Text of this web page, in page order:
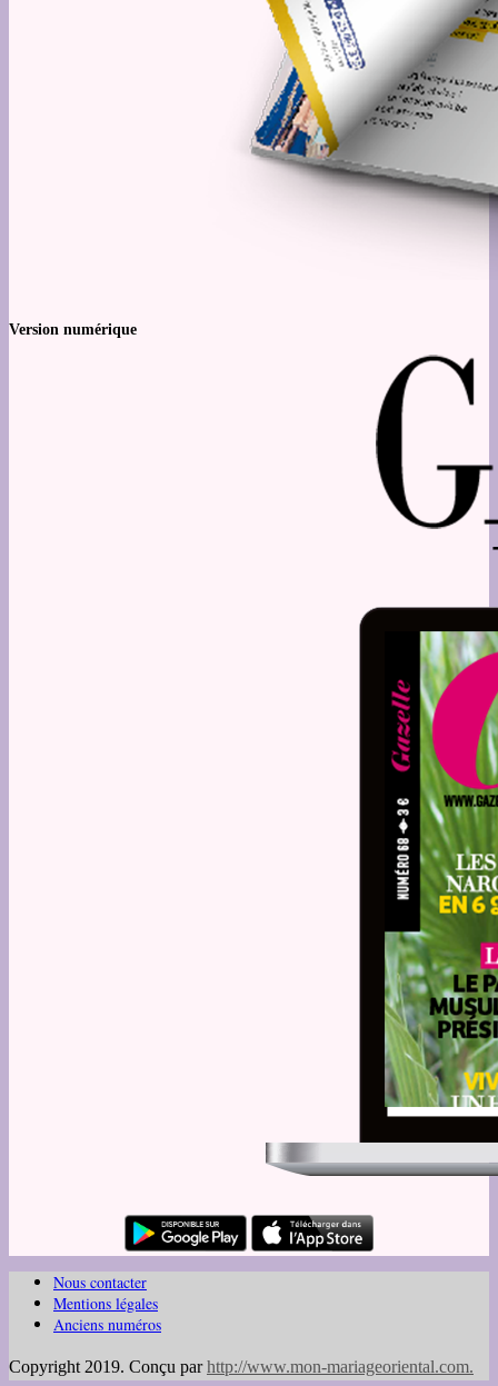
Version numérique
Nous contacter
Mentions légales
Anciens numéros
Copyright 2019. Conçu parhttp://www.mon-mariageoriental.com.